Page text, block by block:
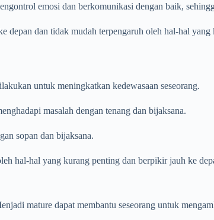
emosi dan berkomunikasi dengan baik,
dan tidak mudah terpengaruh oleh hal-hal yang
untuk meningkatkan kedewasaan seseorang.
masalah dengan tenang dan bijaksana.
sopan dan bijaksana.
hal-hal yang kurang penting dan berpikir jauh ke
mature dapat membantu seseorang untuk